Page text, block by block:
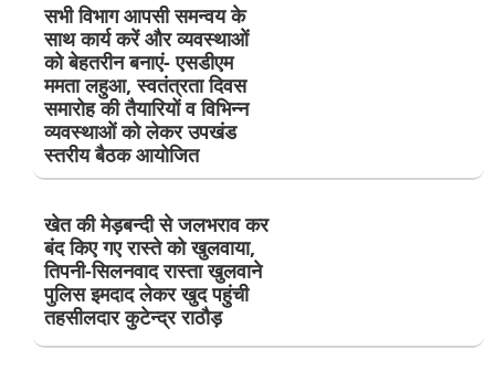
सभी विभाग आपसी समन्वय के
साथ कार्य करें और व्यवस्थाओं
को बेहतरीन बनाएं- एसडीएम
ममता लहुआ, स्वतंत्रता दिवस
समारोह की तैयारियों व विभिन्न
व्यवस्थाओं को लेकर उपखंड
स्तरीय बैठक आयोजित
खेत की मेड़बन्दी से जलभराव कर
बंद किए गए रास्ते को खुलवाया,
तिपनी-सिलनवाद रास्ता खुलवाने
पुलिस इमदाद लेकर खुद पहुंची
तहसीलदार कुटेन्द्र राठौड़